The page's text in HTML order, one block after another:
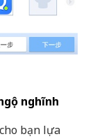
nghĩnh
bạn lựa